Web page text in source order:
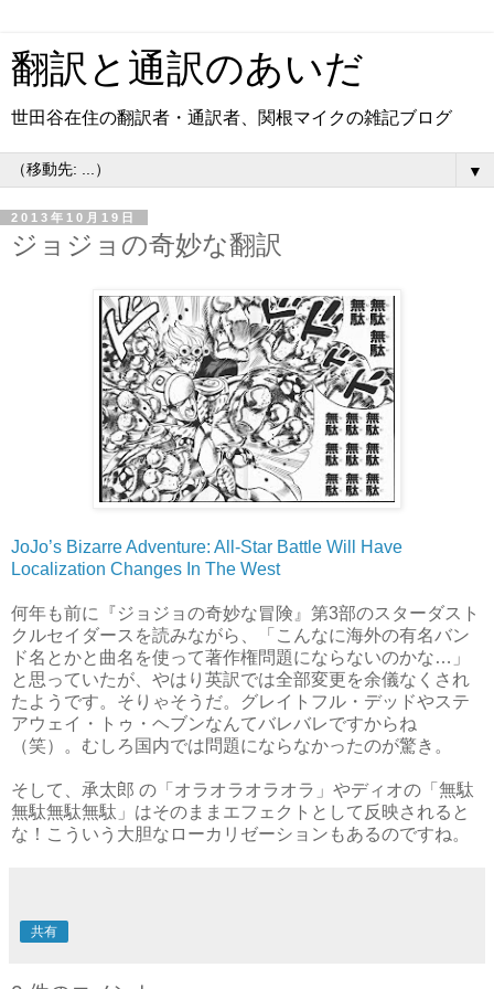
翻訳と通訳のあいだ
世田谷在住の翻訳者・通訳者、関根マイクの雑記ブログ
▼
2013年10月19日
ジョジョの奇妙な翻訳
JoJo’s Bizarre Adventure: All-Star Battle Will Have
Localization Changes In The West
何年も前に『ジョジョの奇妙な冒険』第3部のスターダスト
クルセイダースを読みながら、「こんなに海外の有名バン
ド名とかと曲名を使って著作権問題にならないのかな…」
と思っていたが、やはり英訳では全部変更を余儀なくされ
たようです。そりゃそうだ。グレイトフル・デッドやステ
アウェイ・トゥ・ヘブンなんてバレバレですからね
（笑）。むしろ国内では問題にならなかったのが驚き。
そして、承太郎 の「オラオラオラオラ」やディオの「無駄
無駄無駄無駄」はそのままエフェクトとして反映されると
な！こういう大胆なローカリゼーションもあるのですね。
共有